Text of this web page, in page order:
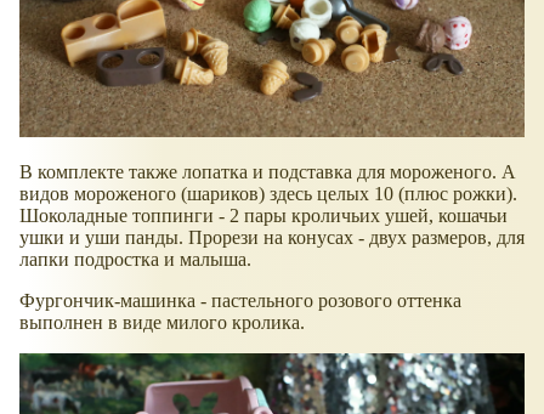
В комплекте также лопатка и подставка для мороженого. А
видов мороженого (шариков) здесь целых 10 (плюс рожки).
Шоколадные топпинги - 2 пары кроличьих ушей, кошачьи
ушки и уши панды. Прорези на конусах - двух размеров, для
лапки подростка и малыша.
Фургончик-машинка - пастельного розового оттенка
выполнен в виде милого кролика.